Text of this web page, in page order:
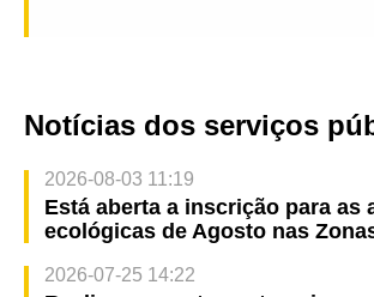
Notícias dos serviços
2026-08-03 11:19
Está aberta a inscrição para as
ecológicas de Agosto nas
2026-07-25 14:22